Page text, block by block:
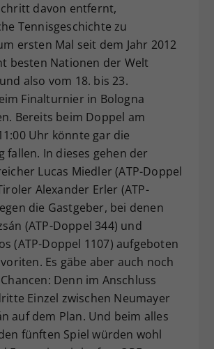
davon entfernt,
Tennisgeschichte zu
ersten Mal seit dem Jahr 2012
besten Nationen der Welt
also vom 18. bis 23.
Finalturnier in Bologna
Bereits beim Doppel am
Uhr könnte gar die
fallen. In dieses gehen der
Lucas Miedler (ATP-Doppel
Alexander Erler (ATP-
die Gastgeber, bei denen
(ATP-Doppel 344) und
(ATP-Doppel 1107) aufgeboten
Es gäbe aber auch noch
Denn im Anschluss
Einzel zwischen Neumayer
auf dem Plan. Und beim alles
fünften Spiel würden wohl